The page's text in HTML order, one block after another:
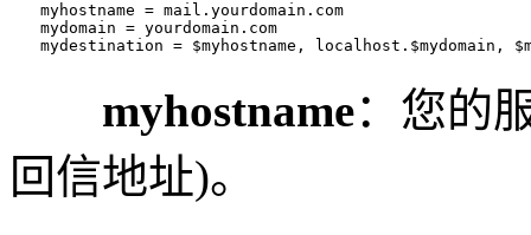
myhostname = mail.yourdomain.com
mydomain = yourdomain.com
mydestination = $myhostname, localhost.$mydomain,
myhostname：您的
回信地址)。